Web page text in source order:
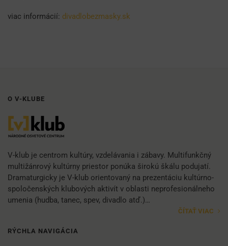
viac informácií: divadlobezmasky.sk
O V-KLUBE
V-klub je centrom kultúry, vzdelávania i zábavy. Multifunkčný
multižánrový kultúrny priestor ponúka širokú škálu podujatí.
Dramaturgicky je V-klub orientovaný na prezentáciu kultúrno-
spoločenských klubových aktivít v oblasti neprofesionálneho
umenia (hudba, tanec, spev, divadlo atď.)…
ČÍTAŤ VIAC
RÝCHLA NAVIGÁCIA